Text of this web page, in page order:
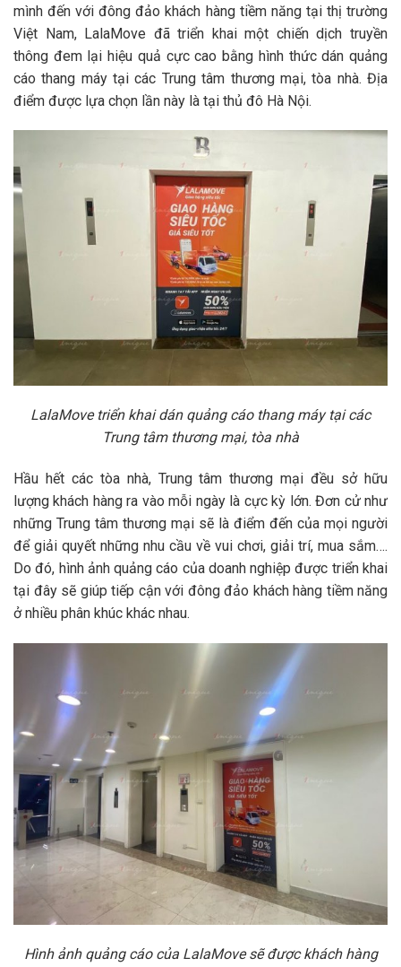
mình đến với đông đảo khách hàng tiềm năng tại thị trường
Việt Nam, LalaMove đã triển khai một chiến dịch truyền
thông đem lại hiệu quả cực cao bằng hình thức dán quảng
cáo thang máy tại các Trung tâm thương mại, tòa nhà. Địa
điểm được lựa chọn lần này là tại thủ đô Hà Nội.
LalaMove triển khai dán quảng cáo thang máy tại các
Trung tâm thương mại, tòa nhà
Hầu hết các tòa nhà, Trung tâm thương mại đều sở hữu
lượng khách hàng ra vào mỗi ngày là cực kỳ lớn. Đơn cử như
những Trung tâm thương mại sẽ là điểm đến của mọi người
để giải quyết những nhu cầu về vui chơi, giải trí, mua sắm….
Do đó, hình ảnh quảng cáo của doanh nghiệp được triển khai
tại đây sẽ giúp tiếp cận với đông đảo khách hàng tiềm năng
ở nhiều phân khúc khác nhau.
Hình ảnh quảng cáo của LalaMove sẽ được khách hàng